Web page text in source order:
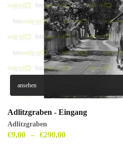
ansehen
Adlitzgraben - Eingang
Adlitzgraben
€9,00 – €290,00